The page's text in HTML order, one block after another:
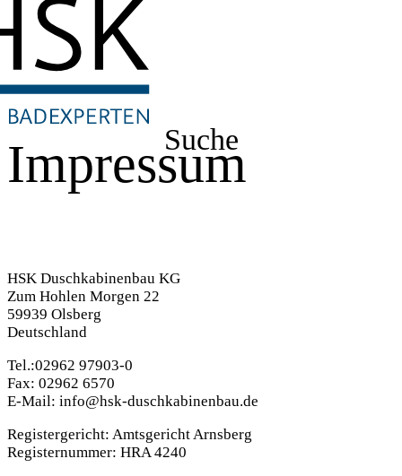
Suche
Impressum
HSK Duschkabinenbau KG
Zum Hohlen Morgen 22
59939 Olsberg
Deutschland
Tel.:02962 97903-0
Fax: 02962 6570
E-Mail: info@hsk-duschkabinenbau.de
Registergericht: Amtsgericht Arnsberg
Registernummer: HRA 4240